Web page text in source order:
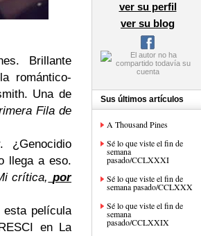
Brillante
romántico-
Una de
Fila de
llega a eso.
crítica, por
esta película
en La
ver su perfil
ver su blog
Sus últimos artículos
A Thousand Pines
Sé lo que viste el fin de
semana
pasado/CCLXXXI
Sé lo que viste el fin de
semana pasado/CCLXXX
Sé lo que viste el fin de
semana
pasado/CCLXXIX